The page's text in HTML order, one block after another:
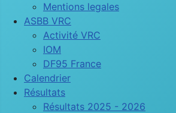
Mentions legales
ASBB VRC
Activité VRC
IOM
DF95 France
Calendrier
Résultats
Résultats 2025 - 2026